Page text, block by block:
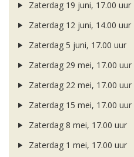
Zaterdag 19 juni, 17.00 uur
Zaterdag 12 juni, 14.00 uur
Zaterdag 5 juni, 17.00 uur
Zaterdag 29 mei, 17.00 uur
Zaterdag 22 mei, 17.00 uur
Zaterdag 15 mei, 17.00 uur
Zaterdag 8 mei, 17.00 uur
Zaterdag 1 mei, 17.00 uur